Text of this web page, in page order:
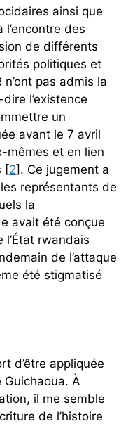
ainsi que
des
de différents
politiques et
pas admis la
l’existence
un
avant le 7 avril
mêmes et en lien
[2]. Ce jugement a
représentants de
la
avait été conçue
rwandais
de l’attaque
été stigmatisé
d’être appliquée
À
il me semble
de l’histoire